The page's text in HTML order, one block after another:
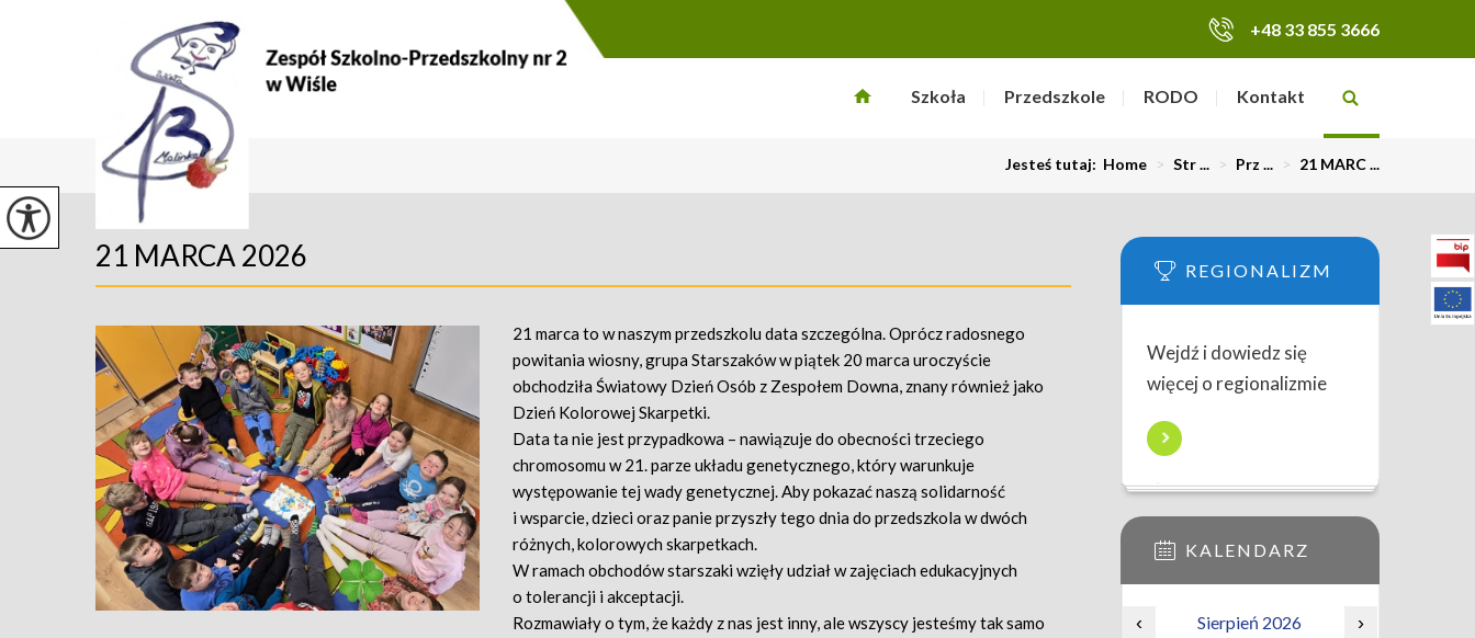
+48 33 855 3666
Szkoła Przedszkole RODO Kontakt
Jesteś tutaj: Home > Str ... > Prz ... > 21 MARC ...
21 MARCA 2026
21 marca to w naszym przedszkolu data szczególna. Oprócz radosnego
powitania wiosny, grupa Starszaków w piątek 20 marca uroczyście
obchodziła Światowy Dzień Osób z Zespołem Downa, znany również jako
Dzień Kolorowej Skarpetki.
​Data ta nie jest przypadkowa – nawiązuje do obecności trzeciego
chromosomu w 21. parze układu genetycznego, który warunkuje
występowanie tej wady genetycznej. Aby pokazać naszą solidarność
i wsparcie, dzieci oraz panie przyszły tego dnia do przedszkola w dwóch
różnych, kolorowych skarpetkach.
​W ramach obchodów starszaki ​wzięły udział w zajęciach edukacyjnych
o tolerancji i akceptacji.
​Rozmawiały o tym, że każdy z nas jest inny, ale wszyscy jesteśmy tak samo
REGIONALIZM
Wejdź i dowiedz się
więcej o regionalizmie
KALENDARZ
‹ Sierpień 2026 ›